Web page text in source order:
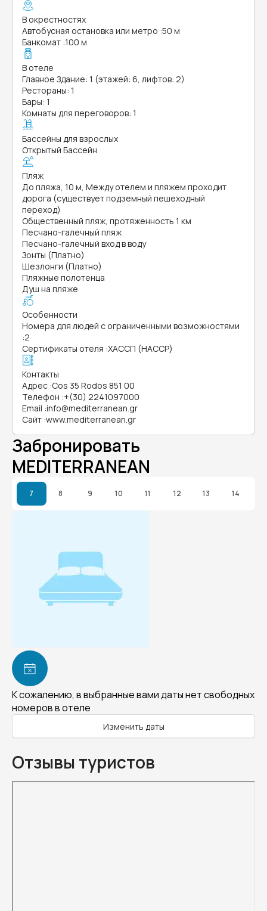
В окрестностях
Автобусная остановка или метро :50 м
Банкомат :100 м
В отеле
Главное Здание: 1 (этажей: 6, лифтов: 2)
Рестораны: 1
Бары: 1
Комнаты для переговоров: 1
Бассейны для взрослых
Открытый Бассейн
Пляж
До пляжа, 10 м, Между отелем и пляжем проходит
дорога (существует подземный пешеходный
переход)
Общественный пляж, протяженность 1 км
Песчано-галечный пляж
Песчано-галечный вход в воду
Зонты (Платно)
Шезлонги (Платно)
Пляжные полотенца
Душ на пляже
Особенности
Номера для людей с ограниченными возможностями
:2
Сертификаты отеля :ХАССП (HACCP)
Контакты
Адрес :Cos 35 Rodos 851 00
Телефон :+(30) 2241097000
Email :info@mediterranean.gr
Сайт :www.mediterranean.gr
Забронировать
MEDITERRANEAN
7 8 9 10 11 12 13 14
К сожалению, в выбранные вами даты нет свободных
номеров в отеле
Изменить даты
Отзывы туристов